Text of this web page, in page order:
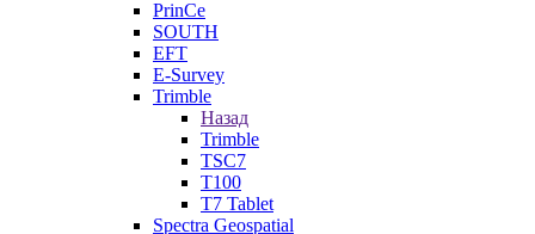
PrinCe
SOUTH
EFT
E-Survey
Trimble
Назад
Trimble
TSC7
T100
T7 Tablet
Spectra Geospatial